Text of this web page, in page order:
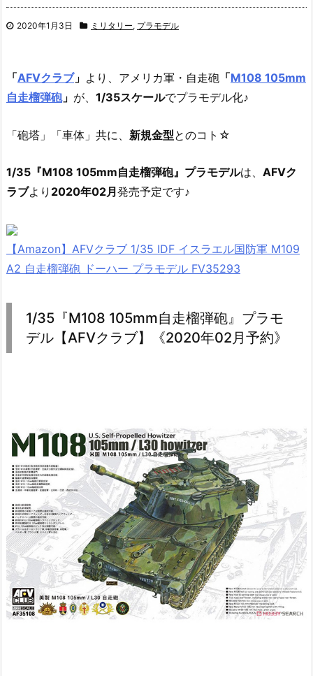
2020年1月3日 ミリタリー, プラモデル
「AFVクラブ」 より、アメリカ軍・自走砲 「M108 105mm
自走榴弾砲」 が、 1/35スケールでプラモデル化♪
「砲塔」「車体」共に、 新規金型とのコト☆
1/35『M108 105mm自走榴弾砲』プラモデルは、 AFVク
ラブより 2020年02月 発売予定です♪
【Amazon】AFVクラブ 1/35 IDF イスラエル国防軍 M109
A2 自走榴弾砲 ドーハー プラモデル FV35293
1/35『M108 105mm自走榴弾砲』プラモ
デル【AFVクラブ】《2020年02月予約》